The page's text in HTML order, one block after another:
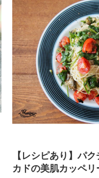
【レシピあり】パ
カドの美肌カッペ